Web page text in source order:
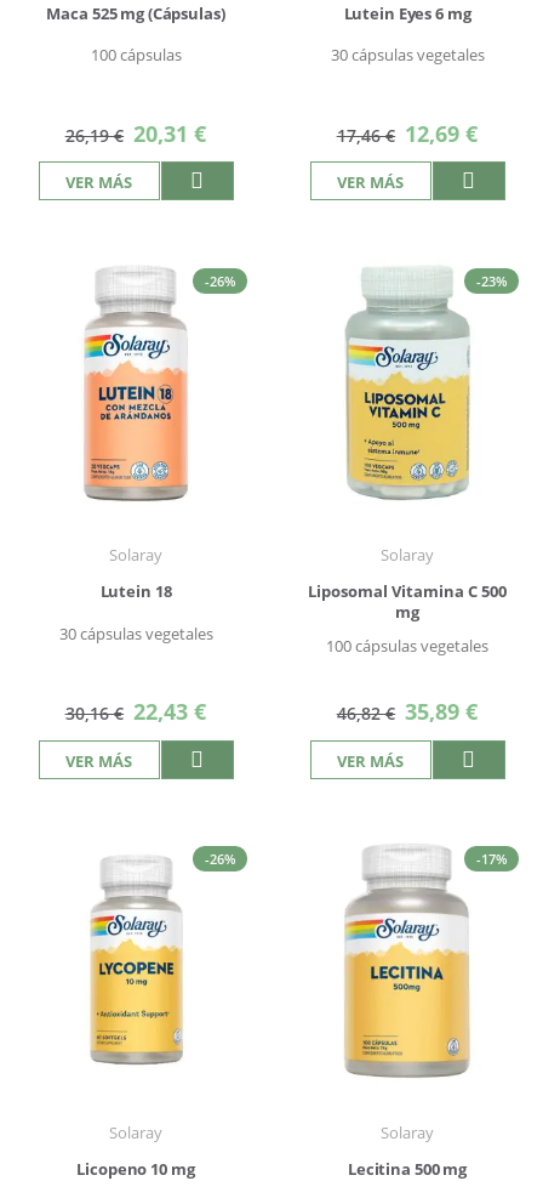
Maca 525 mg (Cápsulas)
100 cápsulas
26,19 € Precio
especial
20,31 €
VER MÁS
Lutein Eyes 6 mg
30 cápsulas vegetales
17,46 € Precio
especial
12,69 €
VER MÁS
-26%
Solaray
Lutein 18
30 cápsulas vegetales
30,16 € Precio
especial
22,43 €
VER MÁS
-23%
Solaray
Liposomal Vitamina C 500
mg
100 cápsulas vegetales
46,82 € Precio
especial
35,89 €
VER MÁS
-26%
Solaray
Licopeno 10 mg
-17%
Solaray
Lecitina 500 mg